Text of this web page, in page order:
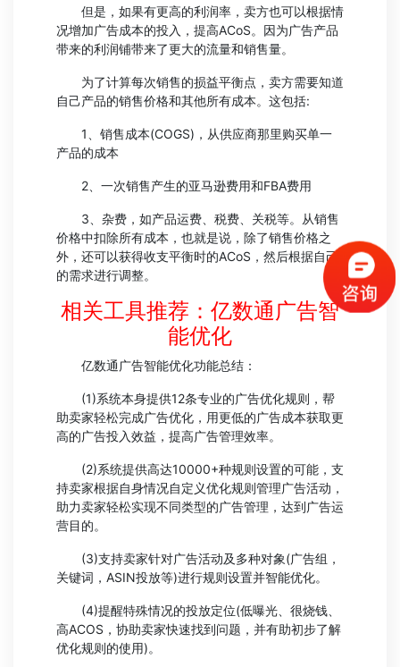
但是，如果有更高的利润率，卖方也可以根据情
况增加广告成本的投入，提高ACoS。因为广告产品
带来的利润铺带来了更大的流量和销售量。
为了计算每次销售的损益平衡点，卖方需要知道
自己产品的销售价格和其他所有成本。这包括:
1、销售成本(COGS)，从供应商那里购买单一
产品的成本
2、一次销售产生的亚马逊费用和FBA费用
3、杂费，如产品运费、税费、关税等。从销售
价格中扣除所有成本，也就是说，除了销售价格之
外，还可以获得收支平衡时的ACoS，然后根据自己
的需求进行调整。
相关工具推荐：亿数通广告智
能优化
亿数通广告智能优化功能总结：
(1)系统本身提供12条专业的广告优化规则，帮
助卖家轻松完成广告优化，用更低的广告成本获取更
高的广告投入效益，提高广告管理效率。
(2)系统提供高达10000+种规则设置的可能，支
持卖家根据自身情况自定义优化规则管理广告活动，
助力卖家轻松实现不同类型的广告管理，达到广告运
营目的。
(3)支持卖家针对广告活动及多种对象(广告组，
关键词，ASIN投放等)进行规则设置并智能优化。
(4)提醒特殊情况的投放定位(低曝光、很烧钱、
高ACOS，协助卖家快速找到问题，并有助初步了解
优化规则的使用)。